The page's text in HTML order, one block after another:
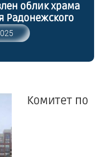
облик храма
Радонежского
Комитет по